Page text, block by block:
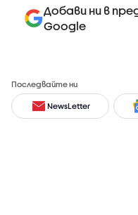
Добави ни в
Google
Последвайте ни
NewsLetter